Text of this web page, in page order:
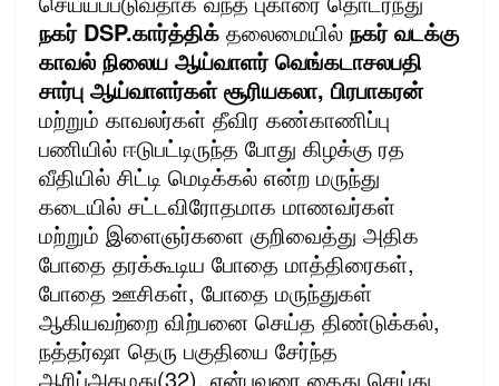
நகர் DSP.கார்த்திக் தலைமையில் நகர் வடக்கு
காவல் நிலைய ஆய்வாளர் வெங்கடாசலபதி
சார்பு ஆய்வாளர்கள் சூரியகலா, பிரபாகரன்
மற்றும் காவலர்கள் தீவிர கண்காணிப்பு
பணியில் ஈடுபட்டிருந்த போது கிழக்கு ரத
வீதியில் சிட்டி மெடிக்கல் என்ற மருந்து
கடையில் சட்டவிரோதமாக மாணவர்கள்
மற்றும் இளைஞர்களை குறிவைத்து அதிக
போதை தரக்கூடிய போதை மாத்திரைகள்,
போதை ஊசிகள், போதை மருந்துகள்
ஆகியவற்றை விற்பனை செய்த திண்டுக்கல்,
நத்தர்ஷா தெரு பகுதியை சேர்ந்த
ஆரிப்அகமது(32). என்பவரை கைது செய்து